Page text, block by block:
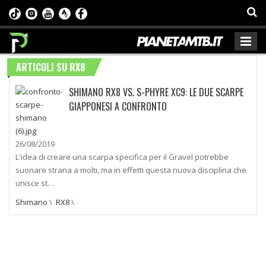
ARTICOLI SU RX8
SHIMANO RX8 VS. S-PHYRE XC9: LE DUE SCARPE
GIAPPONESI A CONFRONTO
26/08/2019
L'idea di creare una scarpa specifica per il Gravel potrebbe
suonare strana a molti, ma in effetti questa nuova disciplina che
unisce st…
Shimano \ RX8\